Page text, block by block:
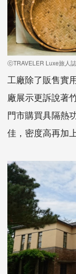
ⓒTRAVELER Luxe旅人誌
工廠除了販售實
廠展示更訴說著
門市購買具隔熱
佳，密度高再加